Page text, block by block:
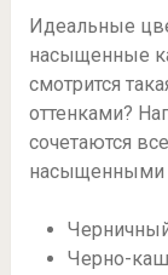
Идеальные
насыщенные
смотрится
оттенками?
сочетаются
насыщенными
Черно-